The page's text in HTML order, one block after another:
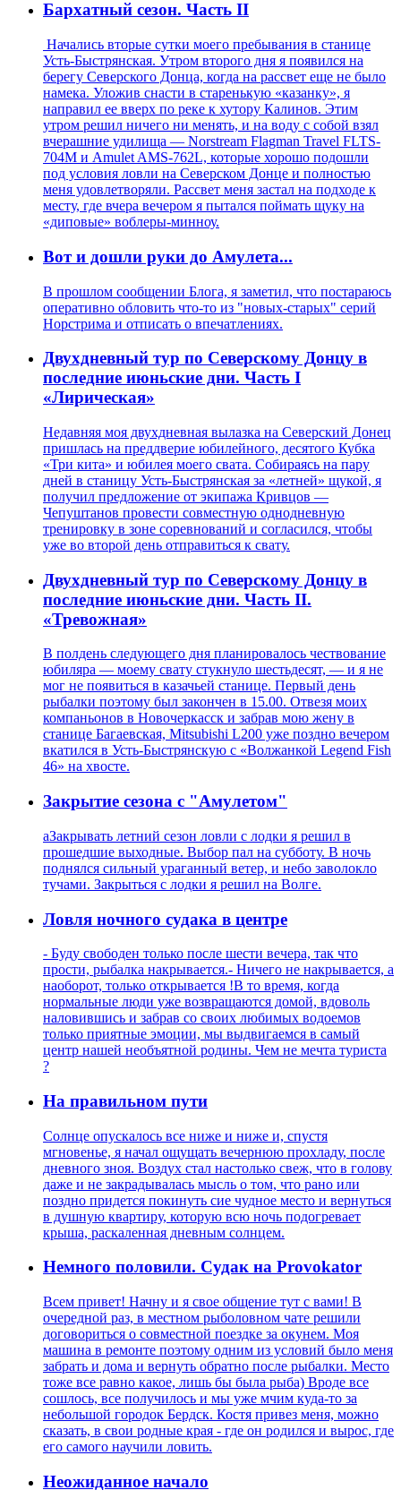
Бархатный сезон. Часть II
Начались вторые сутки моего пребывания в станице
Усть-Быстрянская. Утром второго дня я появился на
берегу Северского Донца, когда на рассвет еще не было
намека. Уложив снасти в старенькую «казанку», я
направил ее вверх по реке к хутору Калинов. Этим
утром решил ничего ни менять, и на воду с собой взял
вчерашние удилища — Norstream Flagman Travel FLTS-
704M и Amulet AMS-762L, которые хорошо подошли
под условия ловли на Северском Донце и полностью
меня удовлетворяли. Рассвет меня застал на подходе к
месту, где вчера вечером я пытался поймать щуку на
«диповые» воблеры-минноу.
Вот и дошли руки до Амулета...
В прошлом сообщении Блога, я заметил, что постараюсь
оперативно обловить что-то из "новых-старых" серий
Норстрима и отписать о впечатлениях.
Двухдневный тур по Северскому Донцу в
последние июньские дни. Часть I
«Лирическая»
Недавняя моя двухдневная вылазка на Северский Донец
пришлась на преддверие юбилейного, десятого Кубка
«Три кита» и юбилея моего свата. Собираясь на пару
дней в станицу Усть-Быстрянская за «летней» щукой, я
получил предложение от экипажа Кривцов —
Чепуштанов провести совместную однодневную
тренировку в зоне соревнований и согласился, чтобы
уже во второй день отправиться к свату.
Двухдневный тур по Северскому Донцу в
последние июньские дни. Часть II.
«Тревожная»
В полдень следующего дня планировалось чествование
юбиляра — моему свату стукнуло шестьдесят, — и я не
мог не появиться в казачьей станице. Первый день
рыбалки поэтому был закончен в 15.00. Отвезя моих
компаньонов в Новочеркасск и забрав мою жену в
станице Багаевская, Mitsubishi L200 уже поздно вечером
вкатился в Усть-Быстрянскую с «Волжанкой Legend Fish
46» на хвосте.
Закрытие сезона с "Амулетом"
aЗакрывать летний сезон ловли с лодки я решил в
прошедшие выходные. Выбор пал на субботу. В ночь
поднялся сильный ураганный ветер, и небо заволокло
тучами. Закрыться с лодки я решил на Волге.
Ловля ночного судака в центре
- Буду свободен только после шести вечера, так что
прости, рыбалка накрывается.- Ничего не накрывается, а
наоборот, только открывается !В то время, когда
нормальные люди уже возвращаются домой, вдоволь
наловившись и забрав со своих любимых водоемов
только приятные эмоции, мы выдвигаемся в самый
центр нашей необъятной родины. Чем не мечта туриста
?
На правильном пути
Солнце опускалось все ниже и ниже и, спустя
мгновенье, я начал ощущать вечернюю прохладу, после
дневного зноя. Воздух стал настолько свеж, что в голову
даже и не закрадывалась мысль о том, что рано или
поздно придется покинуть сие чудное место и вернуться
в душную квартиру, которую всю ночь подогревает
крыша, раскаленная дневным солнцем.
Немного половили. Судак на Provokator
Всем привет! Начну и я свое общение тут с вами! В
очередной раз, в местном рыболовном чате решили
договориться о совместной поездке за окунем. Моя
машина в ремонте поэтому одним из условий было меня
забрать и дома и вернуть обратно после рыбалки. Место
тоже все равно какое, лишь бы была рыба) Вроде все
сошлось, все получилось и мы уже мчим куда-то за
небольшой городок Бердск. Костя привез меня, можно
сказать, в свои родные края - где он родился и вырос, где
его самого научили ловить.
Неожиданное начало